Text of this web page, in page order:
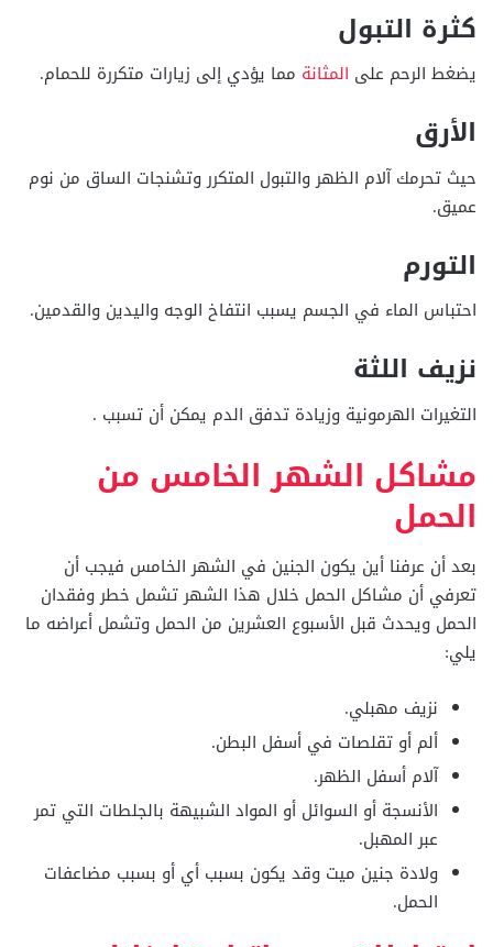
كثرة التبول
يضغط الرحم على المثانة مما يؤدي إلى زيارات متكررة للحمام.
الأرق
حيث تحرمك آلام الظهر والتبول المتكرر وتشنجات الساق من نوم
عميق.
التورم
احتباس الماء في الجسم يسبب انتفاخ الوجه واليدين والقدمين.
نزيف اللثة
التغيرات الهرمونية وزيادة تدفق الدم يمكن أن تسبب .
مشاكل الشهر الخامس من
الحمل
بعد أن عرفنا أين يكون الجنين في الشهر الخامس فيجب أن
تعرفي أن مشاكل الحمل خلال هذا الشهر تشمل خطر وفقدان
الحمل ويحدث قبل الأسبوع العشرين من الحمل وتشمل أعراضه ما
يلي:
نزيف مهبلي.
ألم أو تقلصات في أسفل البطن.
آلام أسفل الظهر.
الأنسجة أو السوائل أو المواد الشبيهة بالجلطات التي تمر
عبر المهبل.
ولادة جنين ميت وقد يكون بسبب أي أو بسبب مضاعفات
الحمل.